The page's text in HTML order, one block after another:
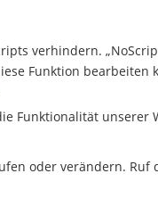
verhindern.
Funktion
Funktionalität unserer
oder verändern.